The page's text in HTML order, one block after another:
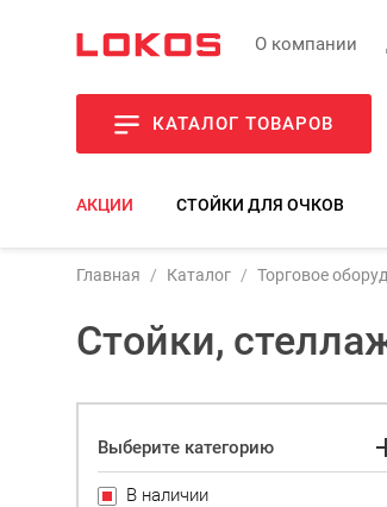
О компании
КАТАЛОГ ТОВАРОВ
АКЦИИ СТОЙКИ ДЛЯ ОЧКОВ
Главная Каталог Торговое
Стойки,
Выберите категорию
В наличии